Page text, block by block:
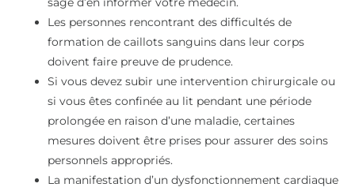
Les personnes rencontrant des difficultés de
formation de caillots sanguins dans leur corps
doivent faire preuve de prudence.
Si vous devez subir une intervention chirurgicale ou
si vous êtes confinée au lit pendant une période
prolongée en raison d’une maladie, certaines
mesures doivent être prises pour assurer des soins
personnels appropriés.
La manifestation d’un dysfonctionnement cardiaque